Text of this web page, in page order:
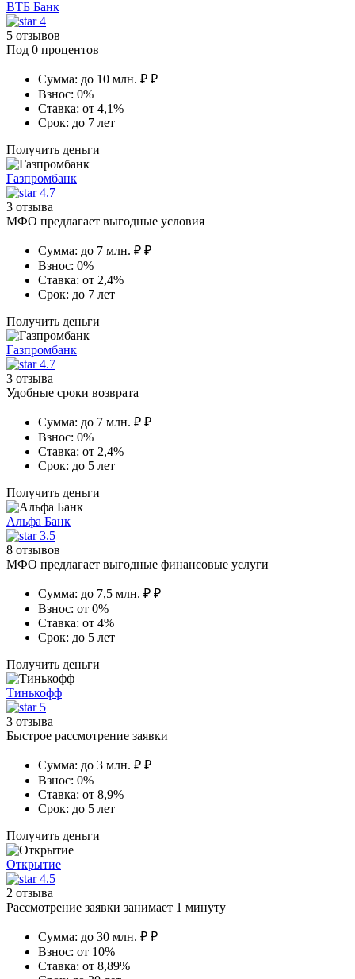
ВТБ Банк
4
5 отзывов
Под 0 процентов
Сумма: до 10 млн. ₽ ₽
Взнос: 0%
Ставка: от 4,1%
Срок: до 7 лет
Получить деньги
Газпромбанк
4.7
3 отзыва
МФО предлагает выгодные условия
Сумма: до 7 млн. ₽ ₽
Взнос: 0%
Ставка: от 2,4%
Срок: до 7 лет
Получить деньги
Газпромбанк
4.7
3 отзыва
Удобные сроки возврата
Сумма: до 7 млн. ₽ ₽
Взнос: 0%
Ставка: от 2,4%
Срок: до 5 лет
Получить деньги
Альфа Банк
3.5
8 отзывов
МФО предлагает выгодные финансовые услуги
Сумма: до 7,5 млн. ₽ ₽
Взнос: от 0%
Ставка: от 4%
Срок: до 5 лет
Получить деньги
Тинькофф
5
3 отзыва
Быстрое рассмотрение заявки
Сумма: до 3 млн. ₽ ₽
Взнос: 0%
Ставка: от 8,9%
Срок: до 5 лет
Получить деньги
Открытие
4.5
2 отзыва
Рассмотрение заявки занимает 1 минуту
Сумма: до 30 млн. ₽ ₽
Взнос: от 10%
Ставка: от 8,89%